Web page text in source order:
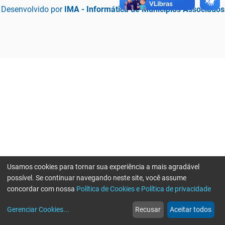
Desenvolvido por IMA - Informática de Municípios Associados
web
Notícias
more_horiz
Mais
Usamos cookies para tornar sua experiência a mais agradável
possível. Se continuar navegando neste site, você assume
concordar com nossa Política de Cookies e Política de privacidade
Gerenciar Cookies... Recusar Aceitar todos
Erro ao enviar informações, por favor tente novamente